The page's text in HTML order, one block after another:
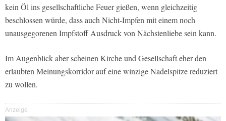
kein Öl ins gesellschaftliche Feuer gießen, wenn gleichzeitig
beschlossen würde, dass auch Nicht-Impfen mit einem noch
unausgegorenen Impfstoff Ausdruck von Nächstenliebe sein kann.
Im Augenblick aber scheinen Kirche und Gesellschaft eher den
erlaubten Meinungskorridor auf eine winzige Nadelspitze reduziert
zu wollen.
Anzeige